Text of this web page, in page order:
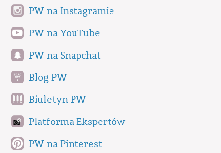
PW na Instagramie
PW na YouTube
PW na Snapchat
Blog PW
Biuletyn PW
Platforma Ekspertów
PW na Pinterest